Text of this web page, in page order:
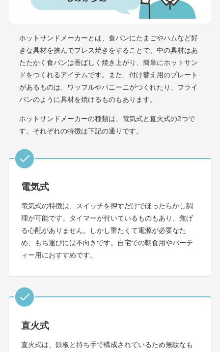
ホットサンドメーカーとは、食パンにたまごやハムなど好
きな具材を挟んでプレス焼きをすることで、中の具材はあ
たたかく食パンは香ばしく焼き上がり、簡単にホットサン
ドをつくれるアイテムです。また、付け替え用のプレート
があるものは、ワッフルやパニーニがつくれたり、フライ
パンのように具材を焼けるものもあります。
ホットサンドメーカーの種類は、電気式と直火式の2つで
す。それぞれの特徴は下記の通りです。
電気式
電気式の特徴は、スイッチを押すだけでほったらかし調
理が可能です。タイマーが付いているものもあり、焦げ
る心配がありません。しかし重たくて電源が必要なた
め、もち運びには不向きです。自宅での朝食用やパーテ
ィー用におすすめです。
直火式
直火式は、鉄板と持ち手で構成されているため無駄なも